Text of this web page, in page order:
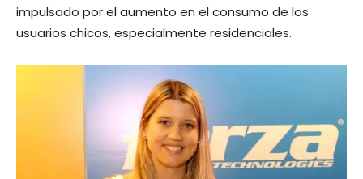
impulsado por el aumento en el consumo de los
usuarios chicos, especialmente residenciales.